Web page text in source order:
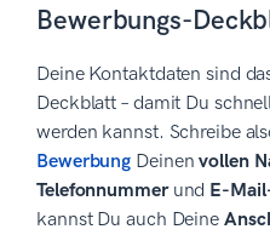
Bewerbungs-
Deine Kontaktdaten sind
Deckblatt – damit Du
werden kannst. Schreibe
Bewerbung Deinenvollen
Telefonnummer und E-
kannst Du auch Deine